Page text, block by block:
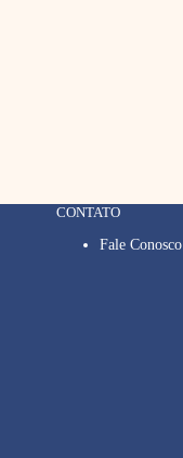
CONTATO
Fale Conosco